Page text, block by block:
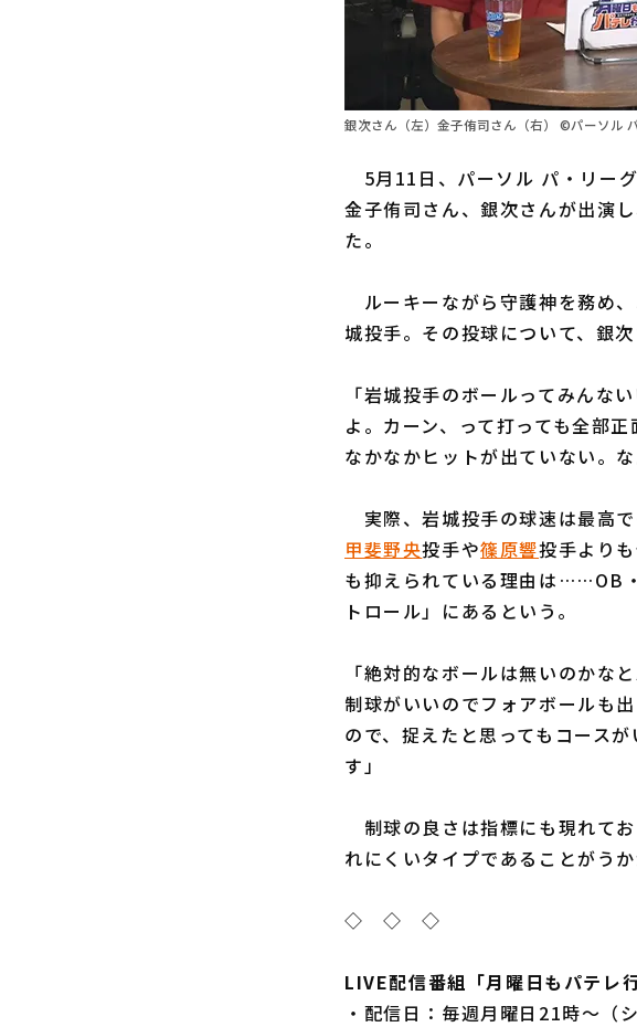
銀次さん（左）金子侑司さん（右） ©パーソル
5月11日、パーソル パ・リー
金子侑司さん、銀次さんが出演し
た。
ルーキーながら守護神を務め
城投手。その投球について、銀
「岩城投手のボールってみんな
よ。カーン、って打っても全部
なかなかヒットが出ていない。
実際、岩城投手の球速は最高
甲斐野央投手や篠原響投手より
も抑えられている理由は……OB
トロール」にあるという。
「絶対的なボールは無いのかな
制球がいいのでフォアボールも
ので、捉えたと思ってもコース
す」
制球の良さは指標にも現れて
れにくいタイプであることがう
◇ ◇ ◇
LIVE配信番組「月曜日もパテレ行
・配信日：毎週月曜日21時～（